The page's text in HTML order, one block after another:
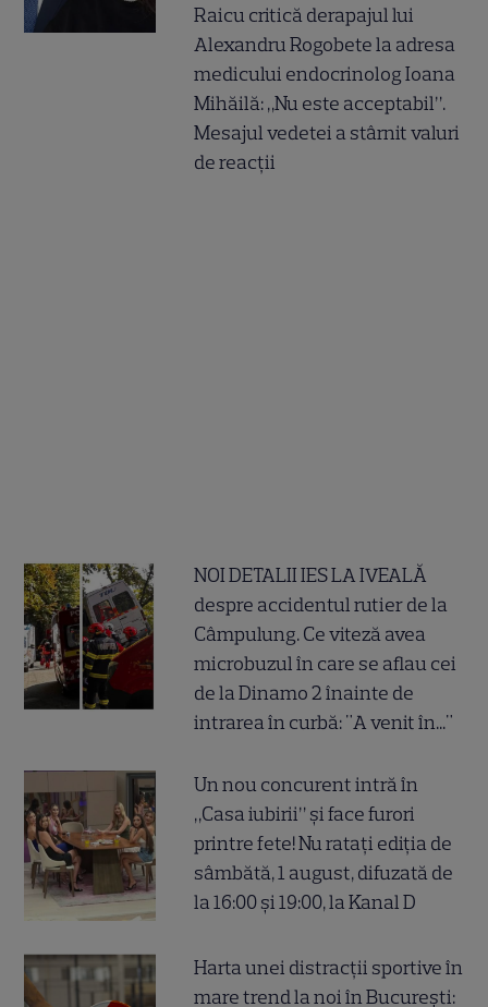
Raicu critică derapajul lui
Alexandru Rogobete la adresa
medicului endocrinolog Ioana
Mihăilă: „Nu este acceptabil”.
Mesajul vedetei a stârnit valuri
de reacții
NOI DETALII IES LA IVEALĂ
despre accidentul rutier de la
Câmpulung. Ce viteză avea
microbuzul în care se aflau cei
de la Dinamo 2 înainte de
intrarea în curbă: "A venit în..."
Un nou concurent intră în
„Casa iubirii” și face furori
printre fete! Nu ratați ediția de
sâmbătă, 1 august, difuzată de
la 16:00 și 19:00, la Kanal D
Harta unei distracții sportive în
mare trend la noi în București: